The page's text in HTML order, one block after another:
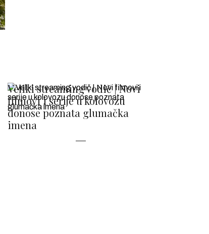
Veliki streaming vodič | Novi
filmovi i serije u kolovozu
donose poznata glumačka
imena